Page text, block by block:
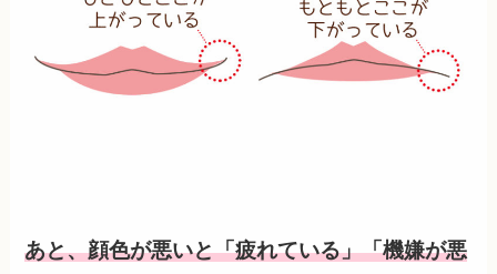
あと、顔色が悪いと「疲れている」「機嫌が悪